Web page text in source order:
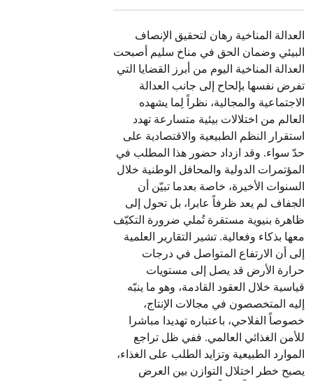
العدالة المناخية رهان لتحقيق الإنصاف
البيئي وضمان الحق في مناخ سليم أصبحت
العدالة المناخية اليوم من أبرز القضايا التي
تفرض نفسها بإلحاح إلى جانب العدالة
الاجتماعية والمجالية، نظراً لِما يشهده
العالم من اختلالات بيئية متسارعة تهدد
استقرار النظم الطبيعية والاقتصادية على
حدّ سواء. وقد ازداد حضور هذا المطلب في
المؤتمرات الدولية والمحافل الوطنية خلال
السنوات الأخيرة، خاصة بعدما تبيّن أن
الجفاف لم يعد ظرفاً عابرا، بل تحول إلى
ظاهرة بنيوية مستقرة تُملي ضرورة التكيّف
معها بذكاء وفعالية. تشير التقارير العلمية
إلى أن الارتفاع المتواصل في درجات
حرارة الأرض قد يصل إلى مستويات
قياسية خلال العقود القادمة، وهو ما ينبّه
إليه المتخصصون في مجالات الإنتاج،
خصوصاً الفلاحي، باعتباره تهديدا مباشرا
للأمن الغذائي العالمي. ففي ظل تراجع
الموارد الطبيعية وتزايد الطلب على الغذاء،
يصبح خطر اختلال التوازن بين العرض